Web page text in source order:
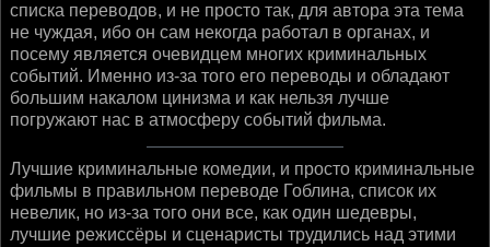
списка переводов, и не просто так, для автора эта тема
не чуждая, ибо он сам некогда работал в органах, и
посему является очевидцем многих криминальных
событий. Именно из-за того его переводы и обладают
большим накалом цинизма и как нельзя лучше
погружают нас в атмосферу событий фильма.
Лучшие криминальные комедии, и просто криминальные
фильмы в правильном переводе Гоблина, список их
невелик, но из-за того они все, как один шедевры,
лучшие режиссёры и сценаристы трудились над этими